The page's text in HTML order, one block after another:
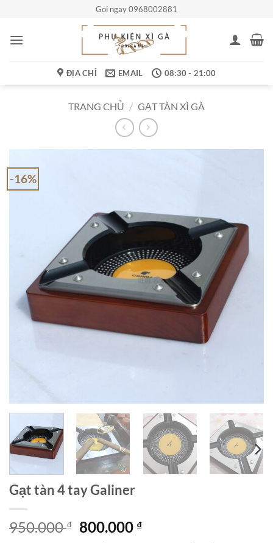
nội
Gọi ngay 0968002881
ĐỊA CHỈ EMAIL 08:30 - 21:00
TRANG CHỦ / GẠT TÀN XÌ GÀ
-16%
Gạt tàn 4 tay Galiner
950.000₫
Giá
800.000 ₫Giá